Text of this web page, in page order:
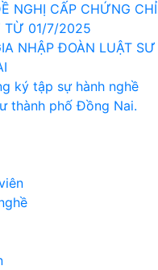
NGHỊ CẤP CHỨNG CHỈ
TỪ 01/7/2025
NHẬP ĐOÀN LUẬT SƯ
ký tập sự hành nghề
thành phố Đồng Nai.